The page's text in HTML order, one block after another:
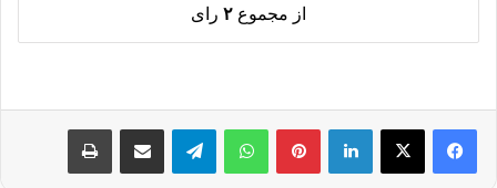
از مجموع ۲ رای
لینکدین پینترستواتس آپ تلگرام اشتراک گذاری از طریق ایمیل چاپ